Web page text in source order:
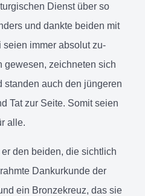
Dienst über so
und dankte beiden mit
seien immer absolut zu-
gewesen, zeichneten sich
standen auch den jüngeren
Tat zur Seite. Somit seien
alle.
den beiden, die sichtlich
Dankurkunde der
ein Bronzekreuz, das sie